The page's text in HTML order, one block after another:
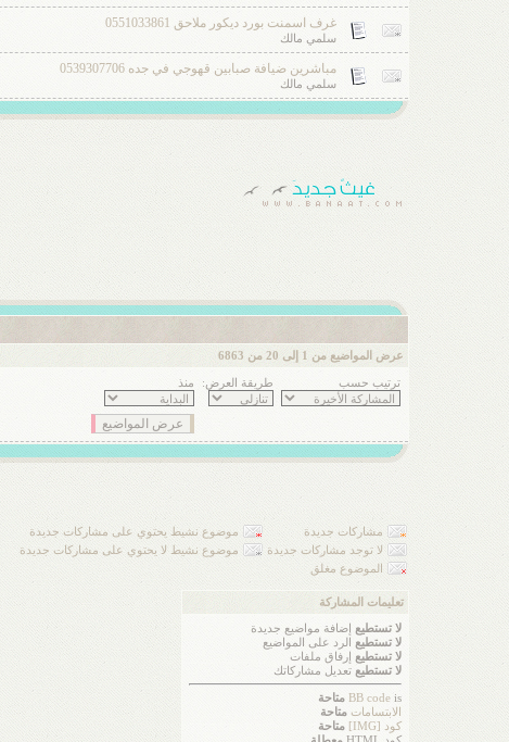
غرف اسمنت بورد ديكور ملاحق 0551033861
سلمي مالك
مباشرين ضيافة صبابين قهوجي في جده 0539307706
سلمي مالك
عرض المواضيع من 1 إلى 20 من 6863
ترتيب حسب طريقة العرض: منذ
مشاركات جديدة
موضوع نشيط يحتوي على مشاركات جديدة
لا توجد مشاركات جديدة
موضوع نشيط لا يحتوي على مشاركات جديدة
الموضوع مغلق
تعليمات المشاركة
لا تستطيع
إضافة مواضيع جديدة
لا تستطيع
الرد على المواضيع
لا تستطيع
إرفاق ملفات
لا تستطيع تعديل مشاركاتك
BB codeis
متاحة
الابتسامات متاحة
كود [IMG]
متاحة